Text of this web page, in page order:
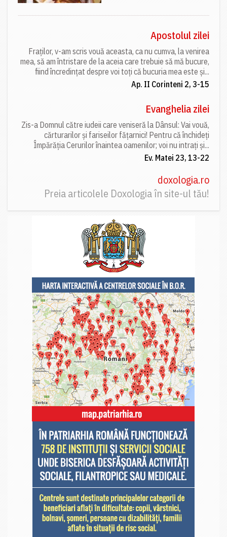
Apostolul zilei
Fraților, v-am scris vouă aceasta, ca nu cumva, la venirea
mea, să am întristare de la aceia care trebuie să mă bucure,
fiind încredințat despre voi toți că bucuria mea este și...
Ap. II Corinteni 2, 3-15
Evanghelia zilei
Zis-a Domnul către iudeii care veniseră la Dânsul: Vai vouă,
cărturarilor și fariseilor fățarnici! Pentru că închideți
Împărăția Cerurilor înaintea oamenilor; voi nu intrați și...
Ev. Matei 23, 13-22
doxologia.ro
Preia articolele Doxologia în site-ul tău!